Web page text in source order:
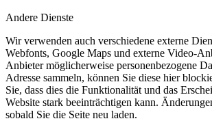
Andere Dienste
Wir verwenden auch verschiedene externe
Webfonts, Google Maps und externe Video-
Anbieter möglicherweise personenbezogene
Adresse sammeln, können Sie diese hier
Sie, dass dies die Funktionalität und das
Website stark beeinträchtigen kann.
sobald Sie die Seite neu laden.